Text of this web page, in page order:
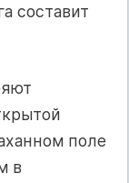
составит
поле
в